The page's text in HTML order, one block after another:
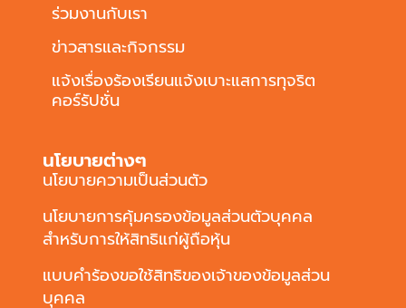
ร่วมงานกับเรา
ข่าวสารและกิจกรรม
แจ้งเรื่องร้องเรียนแจ้งเบาะแสการทุจริต
คอร์รัปชั่น
นโยบายต่างๆ
นโยบายความเป็นส่วนตัว
นโยบายการคุ้มครองข้อมูลส่วนตัวบุคคล
สำหรับการให้สิทธิแก่ผู้ถือหุ้น
แบบคำร้องขอใช้สิทธิของเจ้าของข้อมูลส่วน
บุคคล